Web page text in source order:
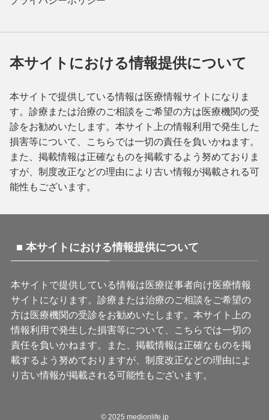
本サイトにおける情報提供について
本サイトで提供している情報は医療情報サイトになりま
す。診療または治療のご相談をご希望の方は医療機関の受
診をお勧めいたします。本サイト上の情報利用で発生した
損害等について、こちらでは一切の責任を負いかねます。
また、掲載情報は正確なものを掲載するよう努めておりま
すが、制度改正などの理由により古い情報が掲載される可
能性もございます。
■ 本サイトにおける情報提供について
本サイトで提供している情報は医療従事者向け医療情報
サイトになります。診療または治療のご相談をご希望の
方は医療機関の受診をお勧めいたします。本サイト上の
情報利用で発生した損害等について、こちらでは一切の
責任を負いかねます。また、掲載情報は正確なものを掲
載するよう努めておりますが、制度改正などの理由によ
り古い情報が掲載される可能性もございます。
©2025 medionlife.jp